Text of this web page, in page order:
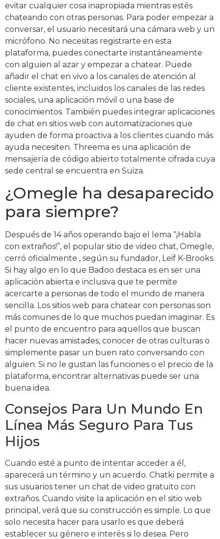
evitar cualquier cosa inapropiada mientras estés
chateando con otras personas. Para poder empezar a
conversar, el usuario necesitará una cámara web y un
micrófono. No necesitas registrarte en esta
plataforma, puedes conectarte instantáneamente
con alguien al azar y empezar a chatear. Puede
añadir el chat en vivo a los canales de atención al
cliente existentes, incluidos los canales de las redes
sociales, una aplicación móvil o una base de
conocimientos. También puedes integrar aplicaciones
de chat en sitios web con automatizaciones que
ayuden de forma proactiva a los clientes cuando más
ayuda necesiten. Threema es una aplicación de
mensajería de código abierto totalmente cifrada cuya
sede central se encuentra en Suiza.
¿Omegle ha desaparecido
para siempre?
Después de 14 años operando bajo el lema “¡Habla
con extraños!”, el popular sitio de video chat, Omegle,
cerró oficialmente , según su fundador, Leif K-Brooks.
Si hay algo en lo que Badoo destaca es en ser una
aplicación abierta e inclusiva que te permite
acercarte a personas de todo el mundo de manera
sencilla. Los sitios web para chatear con personas son
más comunes de lo que muchos puedan imaginar. Es
el punto de encuentro para aquellos que buscan
hacer nuevas amistades, conocer de otras culturas o
simplemente pasar un buen rato conversando con
alguien. Si no le gustan las funciones o el precio de la
plataforma, encontrar alternativas puede ser una
buena idea.
Consejos Para Un Mundo En
Línea Más Seguro Para Tus
Hijos
Cuando esté a punto de intentar acceder a él,
aparecerá un término y un acuerdo. Chatki permite a
sus usuarios tener un chat de video gratuito con
extraños. Cuando visite la aplicación en el sitio web
principal, verá que su construcción es simple. Lo que
solo necesita hacer para usarlo es que deberá
establecer su género e interés si lo desea. Pero